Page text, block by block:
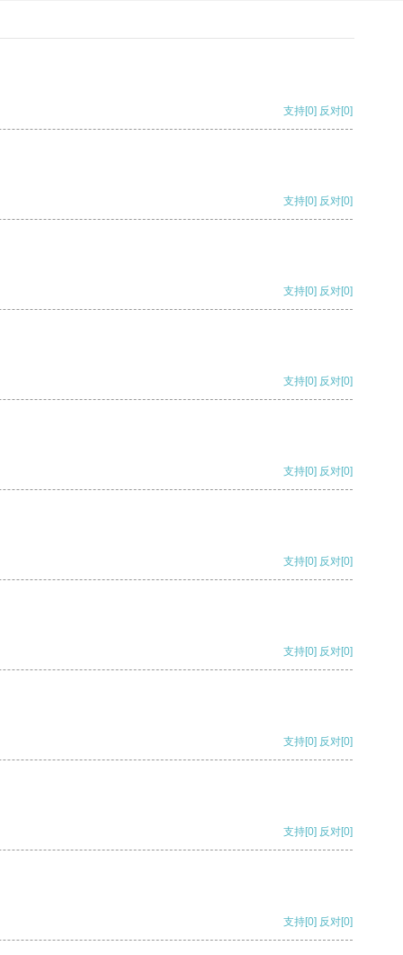
支持[0] 反对[0]
支持[0] 反对[0]
支持[0] 反对[0]
支持[0] 反对[0]
支持[0] 反对[0]
支持[0] 反对[0]
支持[0] 反对[0]
支持[0] 反对[0]
支持[0] 反对[0]
支持[0] 反对[0]